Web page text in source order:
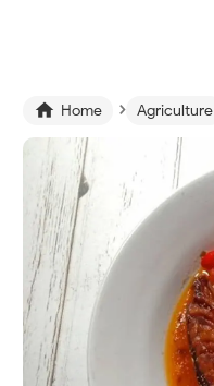
 Home › Agriculture